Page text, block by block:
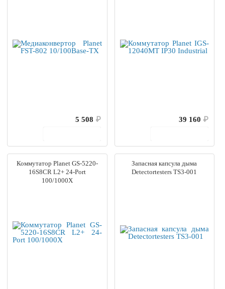
5 508 ₽
39 160 ₽
Коммутатор Planet GS-5220-
16S8CR L2+ 24-Port
100/1000X
Запасная капсула дыма
Detectortesters TS3-001